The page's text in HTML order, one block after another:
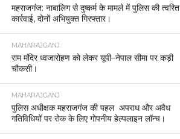
महराजगंज: नाबालिग से दुष्कर्म के मामले में पुलिस की त्वरित
कार्रवाई, दोनों अभियुक्त गिरफ्तार।
MAHARAJGANJ
राम मंदिर ध्वजारोहण को लेकर यूपी–नेपाल सीमा पर कड़ी
चौकसी।
MAHARAJGANJ
पुलिस अधीक्षक महराजगंज की पहल अपराध और अवैध
गतिविधियों पर रोक के लिए गोपनीय हेल्पलाइन लॉन्च।